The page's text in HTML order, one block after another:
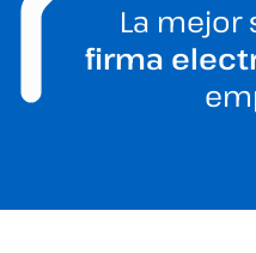
La mejor
firma